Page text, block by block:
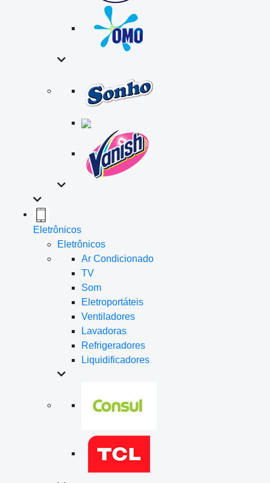
Eletrônicos
Eletrônicos
Ar Condicionado
TV
Som
Eletroportáteis
Ventiladores
Lavadoras
Refrigeradores
Liquidificadores